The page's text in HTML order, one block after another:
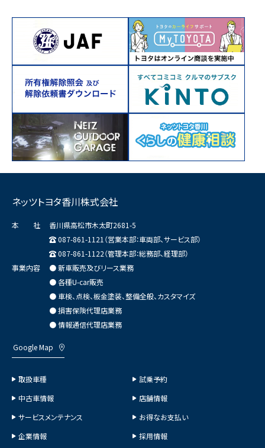
ネッツトヨタ香川株式会社
本 社
香川県高松市木太町2681-5
087-861-1121（営業本部：車両部、サービス部）
087-861-1122（管理本部：総務部、経理部）
事業内容
● 新車販売及びリース業務
● 各種U-car販売
● 車検、点検、板金塗装、整備全般、カスタマイズ
● 損害保険代理店業務
● 情報通信代理店業務
Google Map
取扱車種
試乗予約
中古車情報
店舗情報
サービスメンテナンス
お得なお支払い
企業情報
採用情報